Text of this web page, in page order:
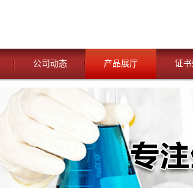
公司动态 产品展厅 证